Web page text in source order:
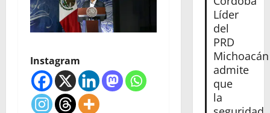
Instagram
Líder
del
PRD
Michoacán
admite
que
la